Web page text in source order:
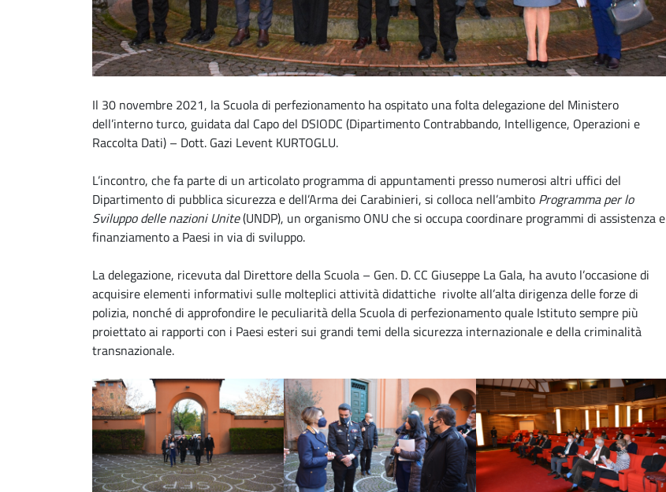
Il 30 novembre 2021, la Scuola di perfezionamento ha ospitato una folta delegazione del Ministero
dell’interno turco, guidata dal Capo del DSIODC (Dipartimento Contrabbando, Intelligence, Operazioni e
Raccolta Dati) – Dott. Gazi Levent KURTOGLU.
L’incontro, che fa parte di un articolato programma di appuntamenti presso numerosi altri uffici del
Dipartimento di pubblica sicurezza e dell’Arma dei Carabinieri, si colloca nell’ambito Programma per lo
Sviluppo delle nazioni Unite(UNDP), un organismo ONU che si occupa coordinare programmi di assistenza e
finanziamento a Paesi in via di sviluppo.
La delegazione, ricevuta dal Direttore della Scuola – Gen. D. CC Giuseppe La Gala, ha avuto l’occasione di
acquisire elementi informativi sulle molteplici attività didattiche rivolte all’alta dirigenza delle forze di
polizia, nonché di approfondire le peculiarità della Scuola di perfezionamento quale Istituto sempre più
proiettato ai rapporti con i Paesi esteri sui grandi temi della sicurezza internazionale e della criminalità
transnazionale.